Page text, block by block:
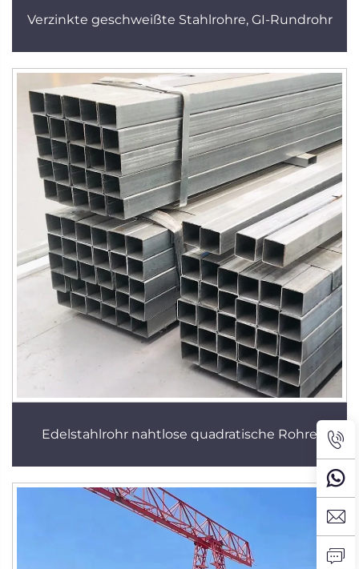
Verzinkte geschweißte Stahlrohre, GI-Rundrohr
Edelstahlrohr nahtlose quadratische Rohre